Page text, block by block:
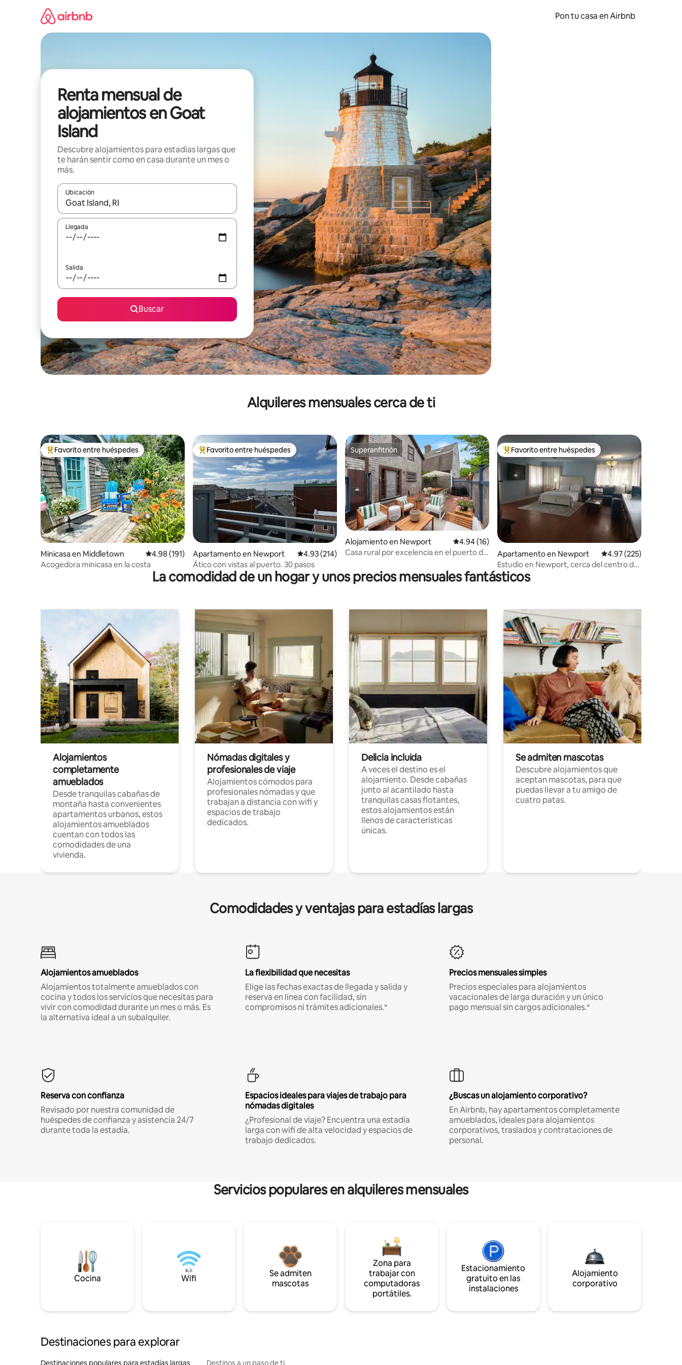
Pon tu casa en Airbnb
Renta mensual de
alojamientos en Goat
Island
Descubre alojamientos para estadías largas que
te harán sentir como en casa durante un mes o
más.
Ubicación
Cuando los resultados estén disponibles, navega con las teclas de flecha hacia arriba y hacia abajo o explora con el tacto o desliza el dedo.
Llegada
Salida
Buscar
Alquileres mensuales cerca de ti
Favorito entre huéspedes preferido
Favorito entre huéspedes
Minicasa en Middletown Calificación promedio: 4.98 de 5, 191 reseñas
4.98 (191)
Acogedora minicasa en la costa
Favorito entre huéspedes preferido
Favorito entre huéspedes
Apartamento en Newport Calificación promedio: 4.93 de 5, 214 reseñas
4.93 (214)
Ático con vistas al puerto. 30 pasos
Superanfitrión
Superanfitrión
Alojamiento en Newport Calificación promedio: 4.94 de 5, 16 reseñas
4.94 (16)
Casa rural por excelencia en el puerto de
Favorito entre huéspedes preferido
Favorito entre huéspedes
Apartamento en Newport Calificación promedio:
4.97 (225)
Estudio en Newport, cerca del centro de
la ciudad y del paseo marítimo.
La comodidad de un hogar y unos precios mensuales fantásticos
Alojamientos
completamente
amueblados
Desde tranquilas cabañas de
montaña hasta convenientes
apartamentos urbanos, estos
alojamientos amueblados
cuentan con todos las
comodidades de una
vivienda.
Nómadas digitales y
profesionales de viaje
Alojamientos cómodos para
profesionales nómadas y que
trabajan a distancia con wifi y
espacios de trabajo
dedicados.
Delicia incluida
A veces el destino es el
alojamiento. Desde cabañas
junto al acantilado hasta
tranquilas casas flotantes,
estos alojamientos están
llenos de características
únicas.
Se admiten mascotas
Descubre alojamientos que
aceptan mascotas, para que
puedas llevar a tu amigo de
cuatro patas.
Comodidades y ventajas para estadías largas
Alojamientos amueblados
Alojamientos totalmente amueblados con
cocina y todos los servicios que necesitas para
vivir con comodidad durante un mes o más. Es
la alternativa ideal a un subalquiler.
La flexibilidad que necesitas
Elige las fechas exactas de llegada y salida y
reserva en línea con facilidad, sin
compromisos ni trámites adicionales.*
Precios mensuales simples
Precios especiales para alojamientos
vacacionales de larga duración y un único
pago mensual sin cargos adicionales.*
Reserva con confianza
Revisado por nuestra comunidad de
huéspedes de confianza y asistencia 24/7
durante toda la estadía.
Espacios ideales para viajes de trabajo para
nómadas digitales
¿Profesional de viaje? Encuentra una estadía
larga con wifi de alta velocidad y espacios de
trabajo dedicados.
¿Buscas un alojamiento corporativo?
En Airbnb, hay apartamentos completamente
amueblados, ideales para alojamientos
corporativos, traslados y contrataciones de
personal.
Servicios populares en alquileres mensuales
Cocina Wifi
Se admiten
mascotas
Zona para
trabajar con
computadoras
portátiles.
Estacionamiento
gratuito en las
instalaciones
Alojamiento
corporativo
Destinaciones para explorar
Destinaciones populares para estadías largas Destinos a un paso de ti